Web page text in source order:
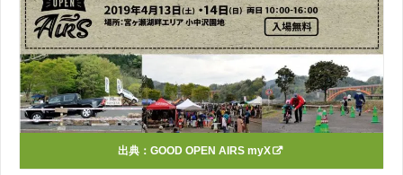
出典： GOOD OPEN AIRS myX